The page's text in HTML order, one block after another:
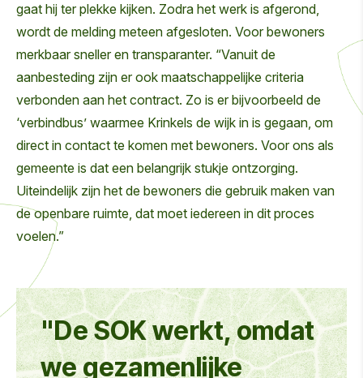
gaat hij ter plekke kijken. Zodra het werk is afgerond,
wordt de melding meteen afgesloten. Voor bewoners
merkbaar sneller en transparanter. “Vanuit de
aanbesteding zijn er ook maatschappelijke criteria
verbonden aan het contract. Zo is er bijvoorbeeld de
‘verbindbus’ waarmee Krinkels de wijk in is gegaan, om
direct in contact te komen met bewoners. Voor ons als
gemeente is dat een belangrijk stukje ontzorging.
Uiteindelijk zijn het de bewoners die gebruik maken van
de openbare ruimte, dat moet iedereen in dit proces
voelen.”
"De SOK werkt, omdat
we gezamenlijke